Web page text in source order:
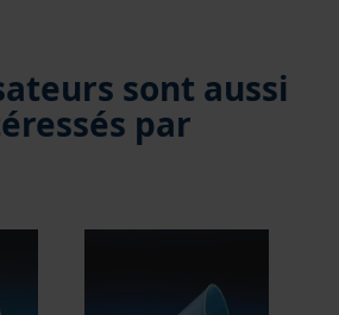
sont aussi
par